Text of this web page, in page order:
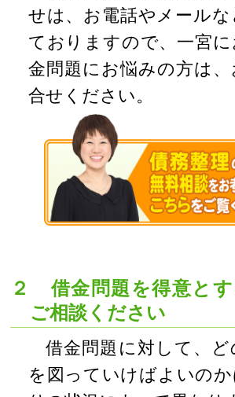
せは、お電話やメール
ておりますので、一宮
金問題にお悩みの方は
合せください。
２ 借金問題を得意と
ご相談ください
借金問題に対して、
を図っていけばよいのか